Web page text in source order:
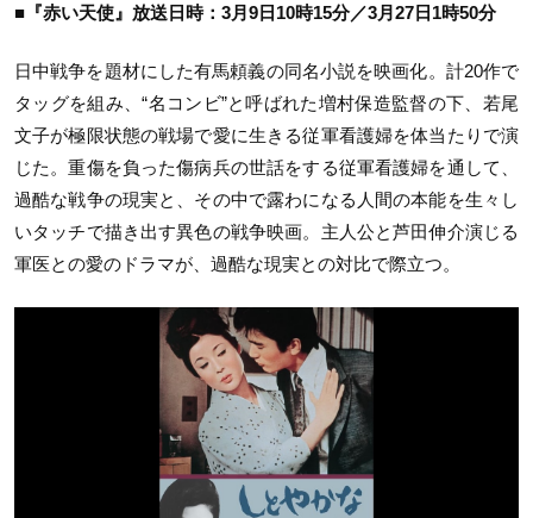
■『赤い天使』放送日時：3月9日10時15分／3月27日1時50分
日中戦争を題材にした有馬頼義の同名小説を映画化。計20作で
タッグを組み、“名コンビ”と呼ばれた増村保造監督の下、若尾
文子が極限状態の戦場で愛に生きる従軍看護婦を体当たりで演
じた。重傷を負った傷病兵の世話をする従軍看護婦を通して、
過酷な戦争の現実と、その中で露わになる人間の本能を生々し
いタッチで描き出す異色の戦争映画。主人公と芦田伸介演じる
軍医との愛のドラマが、過酷な現実との対比で際立つ。